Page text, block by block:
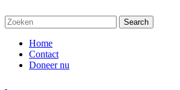
Home
Contact
Doneer nu